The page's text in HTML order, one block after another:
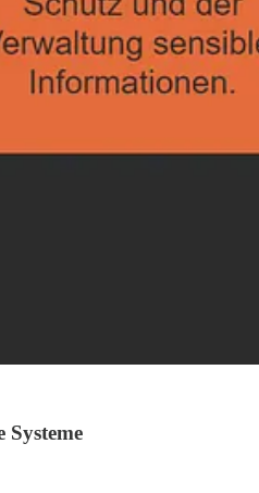
Systeme